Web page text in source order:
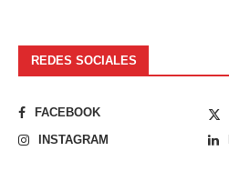
REDES SOCIALES
FACEBOOK
INSTAGRAM